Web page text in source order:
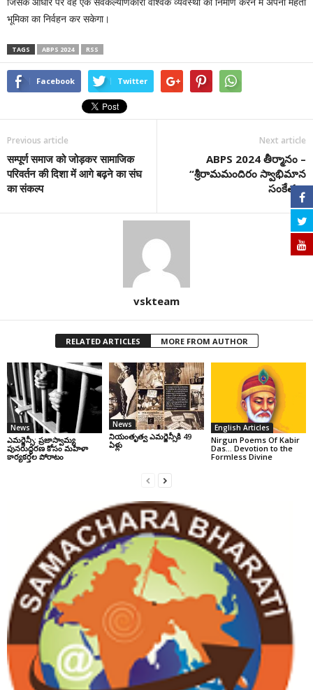
भूमिका का निर्वहन कर सकेगा।
TAGS ABPS 2024 RSS
Facebook Twitter
Previous article
सम्पूर्ण समाज को जोड़कर सामाजिक
परिवर्तन की दिशा में आगे बढ़ने का संघ
का संकल्प
Next article
ABPS 2024 తీర్మానం –
“శ్రీ‌రామమందిరం స్వాభిమాన
సంకేతం”
vskteam
RELATED ARTICLES MORE FROM AUTHOR
News
ఎమర్జెన్సీ: ప్రజాస్వామ్య
పునరుద్ధరణ కోసం మహిళా
కార్యకర్తల పోరాటం
News
నియంతృత్వ ఎమర్జెన్సీకి 49
ఏళ్లు
English Articles
Nirgun Poems Of Kabir
Das… Devotion to the
Formless Divine